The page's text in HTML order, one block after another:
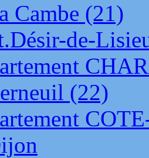
Cambe (21)
de-
(22)